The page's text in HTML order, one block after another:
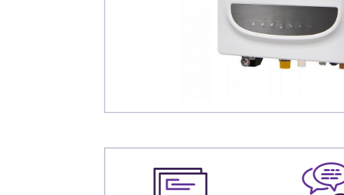
Клиентам
Специализированным магазинам
О компании
История компании